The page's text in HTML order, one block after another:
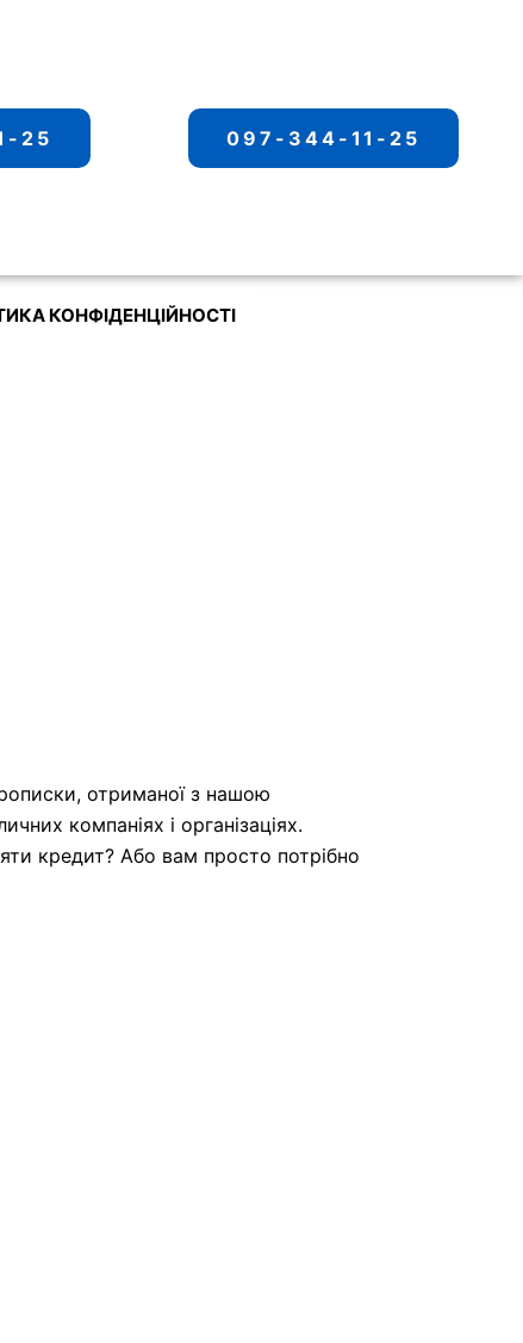
25 097-344-11-25
КОНФІДЕНЦІЙНОСТІ
отриманої з нашою
компаніях і організаціях.
кредит? Або вам просто потрібно